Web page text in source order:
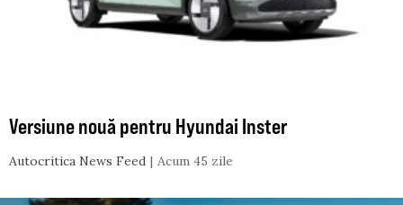
Versiune nouă pentru Hyundai Inster
Autocritica News Feed Acum 45 zile